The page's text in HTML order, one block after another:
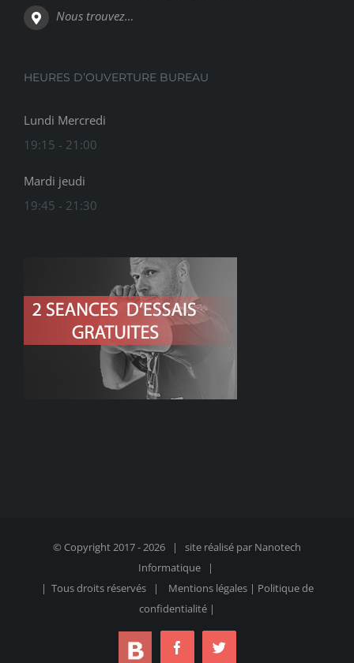
Nous trouvez…
HEURES D’OUVERTURE BUREAU
Lundi Mercredi
19:15 - 21:00
Mardi jeudi
19:45 - 21:30
© Copyright 2017 -2026 | site réalisé par Nanotech
Informatique |
| Tous droits réservés | Mentions légales| Politique de
confidentialité |
FacebookTwitter